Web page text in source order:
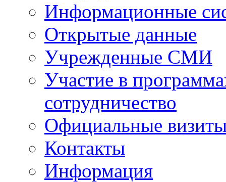
Информационные
Открытые данные
Учрежденные СМИ
Участие в
сотрудничество
Официальные
Контакты
Информация